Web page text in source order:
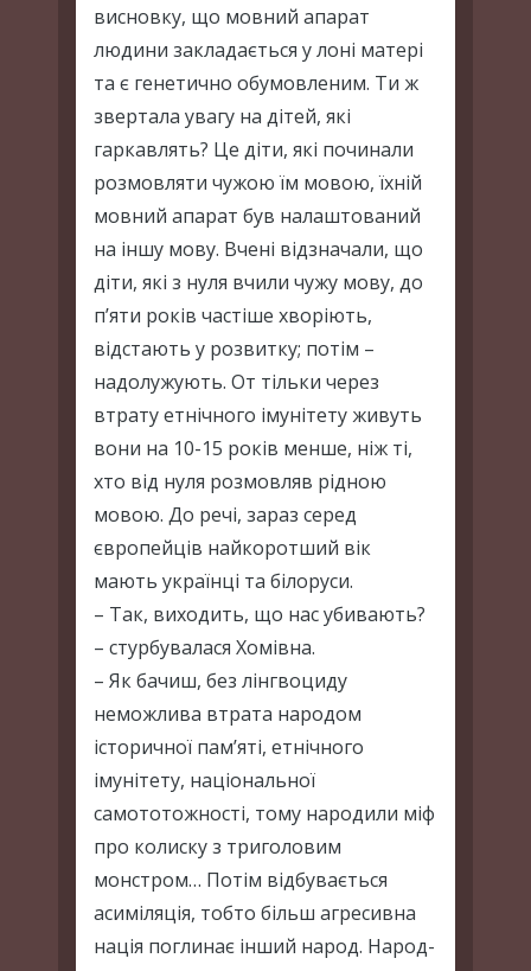
висновку, що мовний апарат
людини закладається у лоні матері
та є генетично обумовленим. Ти ж
звертала увагу на дітей, які
гаркавлять? Це діти, які починали
розмовляти чужою їм мовою, їхній
мовний апарат був налаштований
на іншу мову. Вчені відзначали, що
діти, які з нуля вчили чужу мову, до
п’яти років частіше хворіють,
відстають у розвитку; потім –
надолужують. От тільки через
втрату етнічного імунітету живуть
вони на 10-15 років менше, ніж ті,
хто від нуля розмовляв рідною
мовою. До речі, зараз серед
європейців найкоротший вік
мають українці та білоруси.
– Так, виходить, що нас убивають?
– стурбувалася Хомівна.
– Як бачиш, без лінгвоциду
неможлива втрата народом
історичної пам’яті, етнічного
імунітету, національної
самототожності, тому народили міф
про колиску з триголовим
монстром… Потім відбувається
асиміляція, тобто більш агресивна
нація поглинає інший народ. Народ-